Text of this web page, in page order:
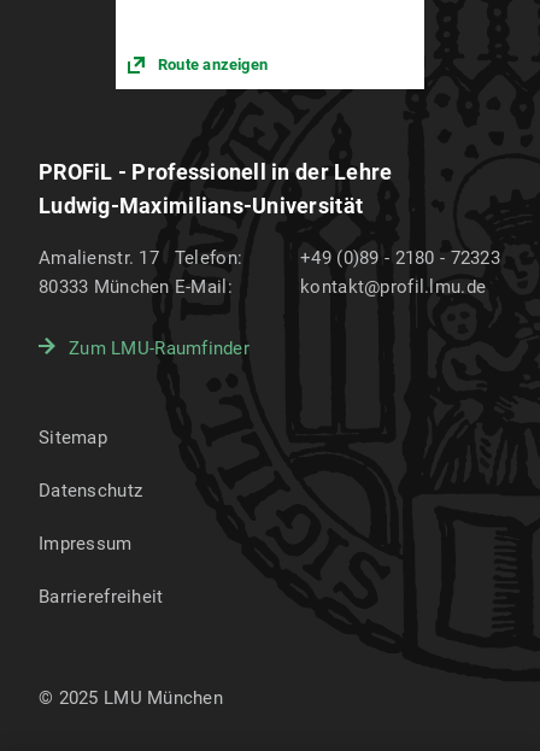
Route anzeigen
PROFiL - Professionell in der Lehre
Ludwig-Maximilians-Universität
Amalienstr. 17
80333 München
Telefon:
+49 (0)89 - 2180 - 72323
E-Mail:
kontakt@profil.lmu.de
Zum LMU-Raumfinder
Sitemap
Datenschutz
Impressum
Barrierefreiheit
© 2025 LMU München